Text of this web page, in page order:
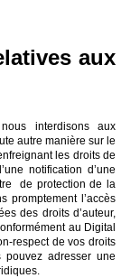
aux
interdisons aux
autre manière sur le
les droits de
notification d’une
de protection de la
promptement l’accès
des droits d’auteur,
au Digital
respect de vos droits
adresser une